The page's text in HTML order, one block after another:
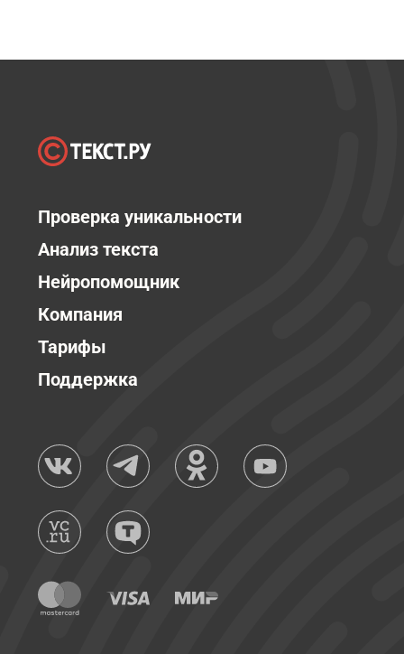
Проверка уникальности
Анализ текста
Нейропомощник
Компания
Тарифы
Поддержка